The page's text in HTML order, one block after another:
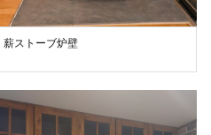
薪ストーブ炉壁